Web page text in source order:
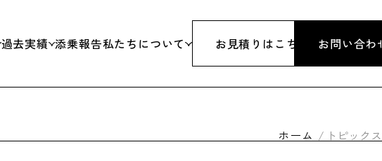
過去実績
社員旅行
添乗報告私たちについて
沿革
お見積りはこちら お問い合わ
ホーム
トピックス